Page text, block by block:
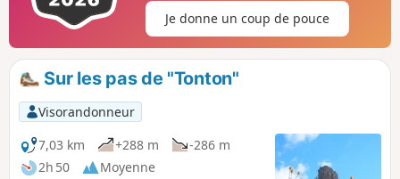
Je donne un coup de pouce
Sur les pas de "Tonton"
Visorandonneur
7,03 km
+288 m
-286 m
2h 50
Moyenne